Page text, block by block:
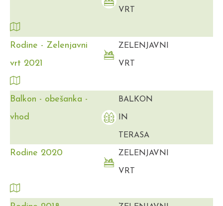
VRT
Rodine - Zelenjavni
vrt 2021
ZELENJAVNI
VRT
Balkon - obešanka -
vhod
BALKON
IN
TERASA
Rodine 2020 ZELENJAVNI
VRT